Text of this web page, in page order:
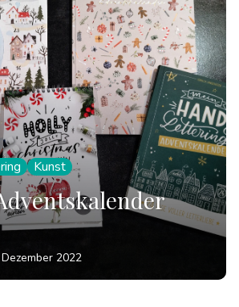
Kunst
2022